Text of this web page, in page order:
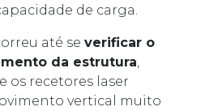
de carga.
até se verificar o
da estrutura,
os recetores laser
vertical muito